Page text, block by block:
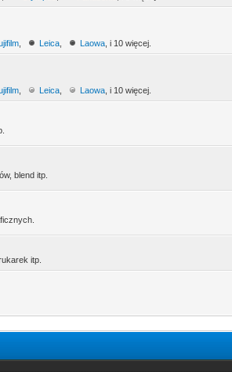
Leica Laowa , i 10 więcej.
Leica Laowa , i 10 więcej.
blend itp.
itp.